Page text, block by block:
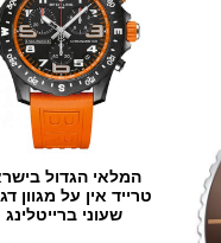
המלאי הגדול בישראל
טרייד אין על מגוון דגמים
שעוני ברייטלינג